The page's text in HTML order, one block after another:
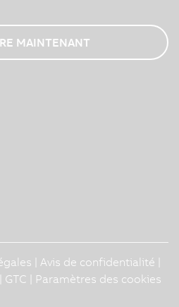
MAINTENANT
Avis de confidentialité
GTC Paramètres des cookies